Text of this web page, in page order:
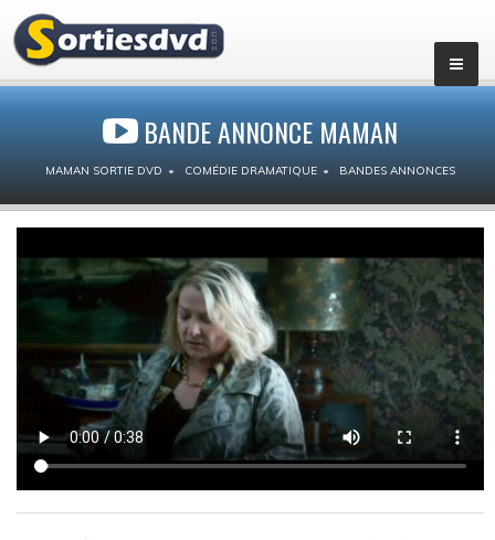
BANDE ANNONCE MAMAN
MAMAN SORTIE DVD COMÉDIE DRAMATIQUE BANDES ANNONCES